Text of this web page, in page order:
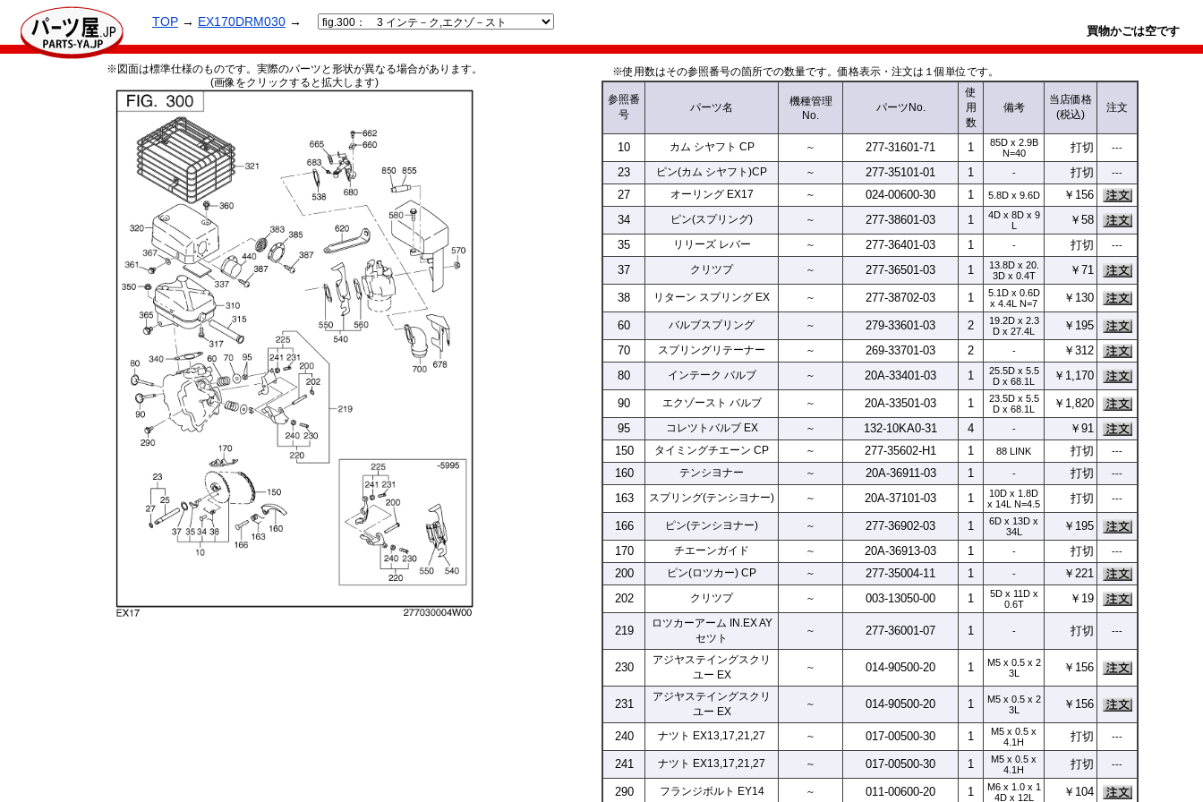
TOP → EX170DRM030 →
買物かごは空です
※図面は標準仕様のものです。実際のパーツと形状が異なる場合があります。
(画像をクリックすると拡大します)
※使用数はその参照番号の箇所での数量です。価格表示・注文は１個単位です。
参照番
号
パーツ名 機種管理
No.
パーツNo.
使
用
数
備考
当店価格
(税込)
注文
10 カム シヤフト CP ～ 277-31601-71 1
85D x 2.9B
N=40
打切 ---
23 ピン(カム シヤフト)CP ～ 277-35101-01 1 - 打切 ---
27 オーリング EX17 ～ 024-00600-30 1 5.8D x 9.6D
￥156
34
ピン(スプリング) ～ 277-38601-03 1
4D x 8D x 9
L
￥58
35
リリーズ レバー ～ 277-36401-03 1 - 打切 ---
37 クリツプ ～ 277-36501-03 1
13.8D x 20.
3D x 0.4T
￥71
38 リターン スプリング EX ～ 277-38702-03 1
5.1D x 0.6D
x 4.4L N=7
￥130
60 バルブスプリング ～ 279-33601-03 2
19.2D x 2.3
D x 27.4L
￥195
70
スプリングリテーナー ～ 269-33701-03 2 -
￥312
80
インテーク バルブ ～ 20A-33401-03 1
25.5D x 5.5
D x 68.1L
￥1,170
90 エクゾースト バルブ ～ 20A-33501-03 1
23.5D x 5.5
D x 68.1L
￥1,820
95
コレツトバルブ EX ～ 132-10KA0-31 4 -
￥91
150
タイミングチエーン CP ～ 277-35602-H1 1 88 LINK 打切 ---
160 テンシヨナー ～ 20A-36911-03 1 - 打切 ---
163 スプリング(テンシヨナー) ～ 20A-37101-03 1
10D x 1.8D
x 14L N=4.5
打切 ---
166 ピン(テンシヨナー) ～ 277-36902-03 1
6D x 13D x
34L
￥195
170
チエーンガイド ～ 20A-36913-03 1 - 打切 ---
200 ピン(ロツカー) CP ～ 277-35004-11 1 -
￥221
202
クリツプ ～ 003-13050-00 1
5D x 11D x
0.6T
￥19
219
ロツカーアーム IN.EX AY
セツト
～ 277-36001-07 1 - 打切 ---
230
アジヤステイングスクリ
ユー EX
～ 014-90500-20 1
M5 x 0.5 x 2
3L
￥156
231
アジヤステイングスクリ
ユー EX
～ 014-90500-20 1
M5 x 0.5 x 2
3L
￥156
240 ナツト EX13,17,21,27 ～ 017-00500-30 1
M5 x 0.5 x
4.1H
打切 ---
241 ナツト EX13,17,21,27 ～ 017-00500-30 1
M5 x 0.5 x
4.1H
打切 ---
290 フランジボルト EY14 ～ 011-00600-20 1
M6 x 1.0 x 1
4D x 12L
￥104